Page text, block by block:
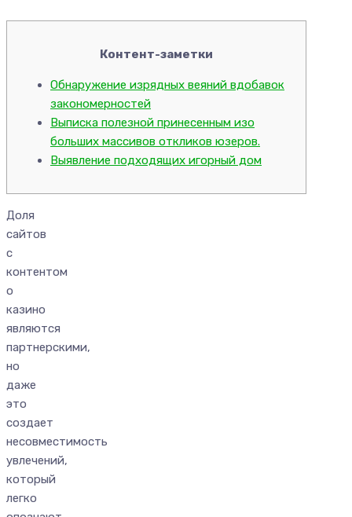
Контент-заметки
Обнаружение изрядных веяний вдобавок
закономерностей
Выписка полезной принесенным изо
больших массивов откликов юзеров.
Выявление подходящих игорный дом
Доля
сайтов
с
контентом
о
казино
являются
партнерскими,
но
даже
это
создает
несовместимость
увлечений,
который
легко